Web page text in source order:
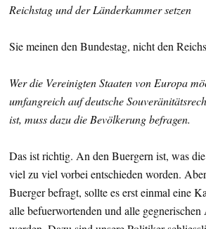
Reichstag und der Länderkammer setzen
Sie meinen den Bundestag, nicht den
Wer die Vereinigten Staaten von Europa
umfangreich auf deutsche
ist, muss dazu die Bevölkerung befragen.
Das ist richtig. An den Buergern ist, was
viel zu viel vorbei entschieden worden.
Buerger befragt, sollte es erst einmal eine
alle befuerwortenden und alle